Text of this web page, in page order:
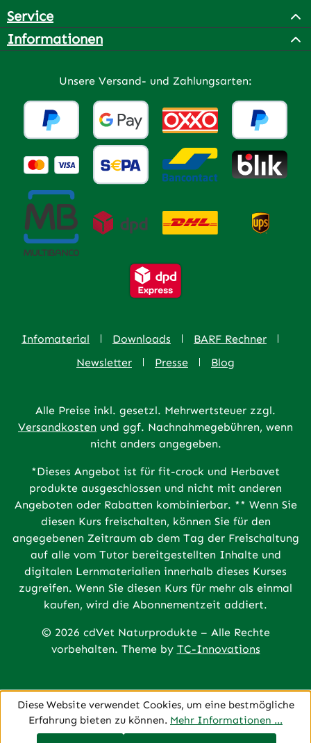
Service
Informationen
Unsere Versand- und Zahlungsarten:
Infomaterial Downloads
BARF Rechner
Newsletter
Presse Blog
Alle Preise inkl. gesetzl. Mehrwertsteuer zzgl.
Versandkosten und ggf. Nachnahmegebühren, wenn
nicht anders angegeben.
*Dieses Angebot ist für fit-crock und Herbavet
produkte ausgeschlossen und nicht mit anderen
Angeboten oder Rabatten kombinierbar. ** Wenn Sie
diesen Kurs freischalten, können Sie für den
angegebenen Zeitraum ab dem Tag der Freischaltung
auf alle vom Tutor bereitgestellten Inhalte und
digitalen Lernmaterialien innerhalb dieses Kurses
zugreifen. Wenn Sie diesen Kurs für mehr als einmal
kaufen, wird die Abonnementzeit addiert.
© 2026 cdVet Naturprodukte – Alle Rechte
vorbehalten. Theme by TC-Innovations
Diese Website verwendet Cookies, um eine bestmögliche
Erfahrung bieten zu können. Mehr Informationen ...